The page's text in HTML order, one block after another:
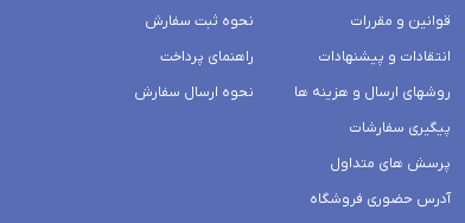
قوانین و مقررات
انتقادات و پیشنهادات
روشهای ارسال و هزینه ها
پیگیری سفارشات
پرسش های متداول
آدرس حضوری فروشگاه
نحوه ثبت سفارش
راهنمای پرداخت
نحوه ارسال سفارش